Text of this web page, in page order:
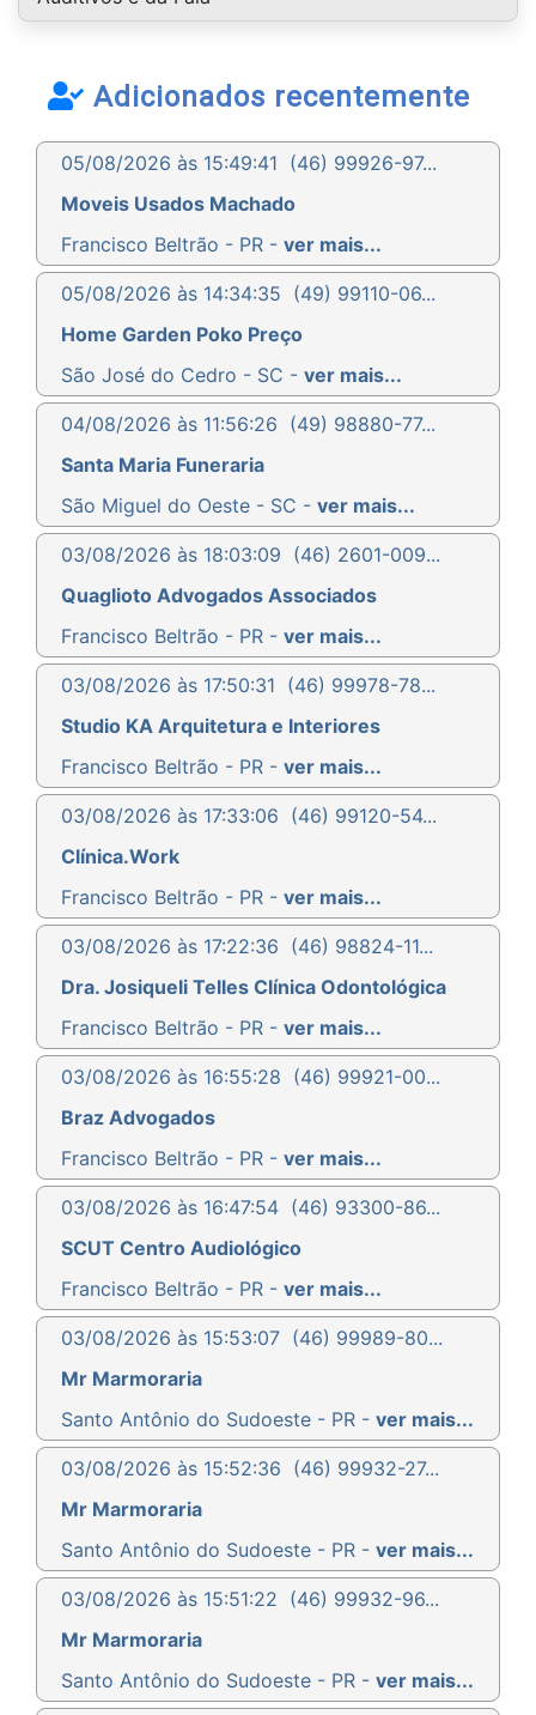
Adicionados recentemente
05/08/2026 às 15:49:41 (46) 99926-97...
Moveis Usados Machado
Francisco Beltrão - PR - ver mais...
05/08/2026 às 14:34:35 (49) 99110-06...
Home Garden Poko Preço
São José do Cedro - SC - ver mais...
04/08/2026 às 11:56:26 (49) 98880-77...
Santa Maria Funeraria
São Miguel do Oeste - SC - ver mais...
03/08/2026 às 18:03:09 (46) 2601-009...
Quaglioto Advogados Associados
Francisco Beltrão - PR - ver mais...
03/08/2026 às 17:50:31 (46) 99978-78...
Studio KA Arquitetura e Interiores
Francisco Beltrão - PR - ver mais...
03/08/2026 às 17:33:06 (46) 99120-54...
Clínica.Work
Francisco Beltrão - PR - ver mais...
03/08/2026 às 17:22:36 (46) 98824-11...
Dra. Josiqueli Telles Clínica Odontológica
Francisco Beltrão - PR - ver mais...
03/08/2026 às 16:55:28 (46) 99921-00...
Braz Advogados
Francisco Beltrão - PR - ver mais...
03/08/2026 às 16:47:54 (46) 93300-86...
SCUT Centro Audiológico
Francisco Beltrão - PR - ver mais...
03/08/2026 às 15:53:07 (46) 99989-80...
Mr Marmoraria
Santo Antônio do Sudoeste - PR - ver mais...
03/08/2026 às 15:52:36 (46) 99932-27...
Mr Marmoraria
Santo Antônio do Sudoeste - PR - ver mais...
03/08/2026 às 15:51:22 (46) 99932-96...
Mr Marmoraria
Santo Antônio do Sudoeste - PR - ver mais...